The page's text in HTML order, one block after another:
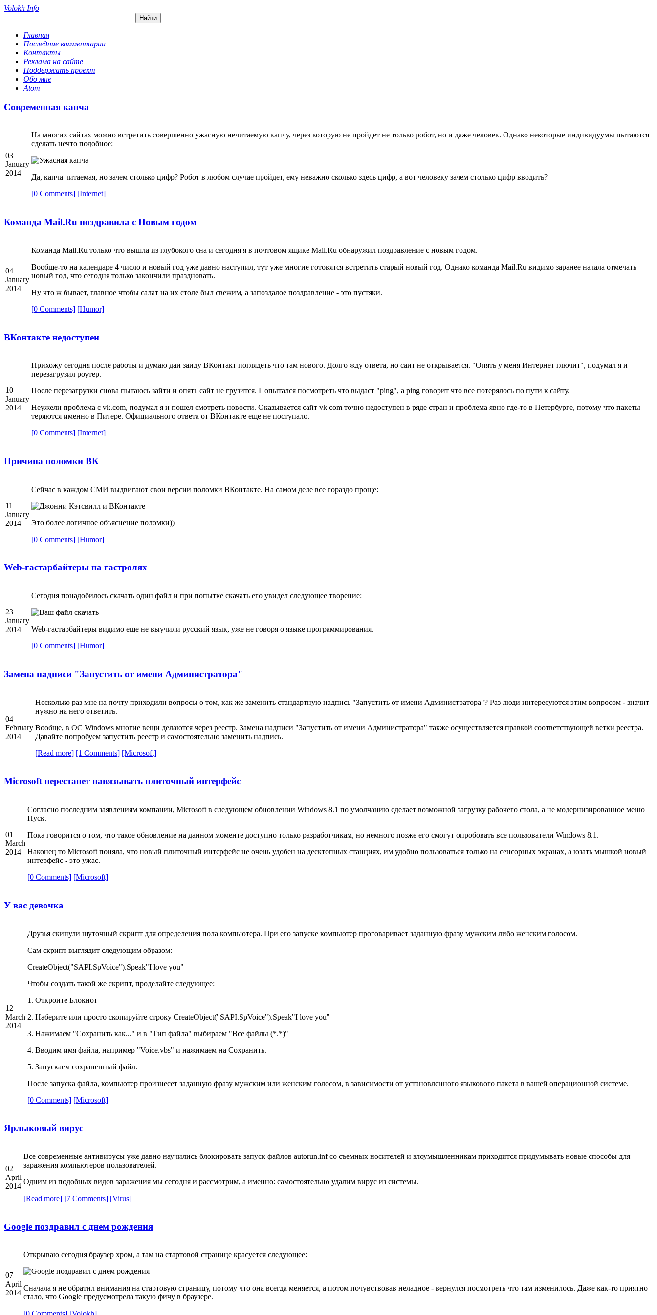
Volokh Info
Главная
Последние комментарии
Контакты
Реклама на сайте
Поддержать проект
Обо мне
Atom
Современная капча
03
January
2014
На многих сайтах можно встретить совершенно ужасную нечитаемую капчу, через которую не пройдет не только робот, но и даже человек. Однако некоторые индивидуумы пытаются
сделать нечто подобное:
Да, капча читаемая, но зачем столько цифр? Робот в любом случае пройдет, ему неважно сколько здесь цифр, а вот человеку зачем столько цифр вводить?
[0 Comments] [Internet]
Команда Mail.Ru поздравила с Новым годом
04
January
2014
Команда Mail.Ru только что вышла из глубокого сна и сегодня я в почтовом ящике Mail.Ru обнаружил поздравление с новым годом.
Вообще-то на календаре 4 число и новый год уже давно наступил, тут уже многие готовятся встретить старый новый год. Однако команда Mail.Ru видимо заранее начала отмечать
новый год, что сегодня только закончили праздновать.
Ну что ж бывает, главное чтобы салат на их столе был свежим, а запоздалое поздравление - это пустяки.
[0 Comments] [Humor]
ВКонтакте недоступен
10
January
2014
Прихожу сегодня после работы и думаю дай зайду ВКонтакт поглядеть что там нового. Долго жду ответа, но сайт не открывается. "Опять у меня Интернет глючит", подумал я и
перезагрузил роутер.
После перезагрузки снова пытаюсь зайти и опять сайт не грузится. Попытался посмотреть что выдаст "ping", а ping говорит что все потерялось по пути к сайту.
Неужели проблема с vk.com, подумал я и пошел смотреть новости. Оказывается сайт vk.com точно недоступен в ряде стран и проблема явно где-то в Петербурге, потому что пакеты
теряются именно в Питере. Официального ответа от ВКонтакте еще не поступало.
[0 Comments] [Internet]
Причина поломки ВК
11
January
2014
Сейчас в каждом СМИ выдвигают свои версии поломки ВКонтакте. На самом деле все гораздо проще:
Это более логичное объяснение поломки))
[0 Comments] [Humor]
Web-гастарбайтеры на гастролях
23
January
2014
Сегодня понадобилось скачать один файл и при попытке скачать его увидел следующее творение:
Web-гастарбайтеры видимо еще не выучили русский язык, уже не говоря о языке программирования.
[0 Comments] [Humor]
Замена надписи "Запустить от имени Администратора"
04
February
2014
Несколько раз мне на почту приходили вопросы о том, как же заменить стандартную надпись "Запустить от имени Администратора"? Раз люди интересуются этим вопросом - значит
нужно на него ответить.
Вообще, в ОС Windows многие вещи делаются через реестр. Замена надписи "Запустить от имени Администратора" также осуществляется правкой соответствующей ветки реестра.
Давайте попробуем запустить реестр и самостоятельно заменить надпись.
[Read more] [1 Comments] [Microsoft]
Microsoft перестанет навязывать плиточный интерфейс
01
March
2014
Согласно последним заявлениям компании, Microsoft в следующем обновлении Windows 8.1 по умолчанию сделает возможной загрузку рабочего стола, а не модернизированное меню
Пуск.
Пока говорится о том, что такое обновление на данном моменте доступно только разработчикам, но немного позже его смогут опробовать все пользователи Windows 8.1.
Наконец то Microsoft поняла, что новый плиточный интерфейс не очень удобен на десктопных станциях, им удобно пользоваться только на сенсорных экранах, а юзать мышкой новый
интерфейс - это ужас.
[0 Comments] [Microsoft]
У вас девочка
12
March
2014
Друзья скинули шуточный скрипт для определения пола компьютера. При его запуске компьютер проговаривает заданную фразу мужским либо женским голосом.
Сам скрипт выглядит следующим образом:
CreateObject("SAPI.SpVoice").Speak"I love you"
Чтобы создать такой же скрипт, проделайте следующее:
1. Откройте Блокнот
2. Наберите или просто скопируйте строку CreateObject("SAPI.SpVoice").Speak"I love you"
3. Нажимаем "Сохранить как..." и в "Тип файла" выбираем "Все файлы (*.*)"
4. Вводим имя файла, например "Voice.vbs" и нажимаем на Сохранить.
5. Запускаем сохраненный файл.
После запуска файла, компьютер произнесет заданную фразу мужским или женским голосом, в зависимости от установленного языкового пакета в вашей операционной системе.
[0 Comments] [Microsoft]
Ярлыковый вирус
02
April
2014
Все современные антивирусы уже давно научились блокировать запуск файлов autorun.inf со съемных носителей и злоумышленникам приходится придумывать новые способы для
заражения компьютеров пользователей.
Одним из подобных видов заражения мы сегодня и рассмотрим, а именно: самостоятельно удалим вирус из системы.
[Read more] [7 Comments] [Virus]
Google поздравил с днем рождения
07
April
2014
Открываю сегодня браузер хром, а там на стартовой странице красуется следующее:
Сначала я не обратил внимания на стартовую страницу, потому что она всегда меняется, а потом почувствовав неладное - вернулся посмотреть что там изменилось. Даже как-то приятно
стало, что Google предусмотрела такую фичу в браузере.